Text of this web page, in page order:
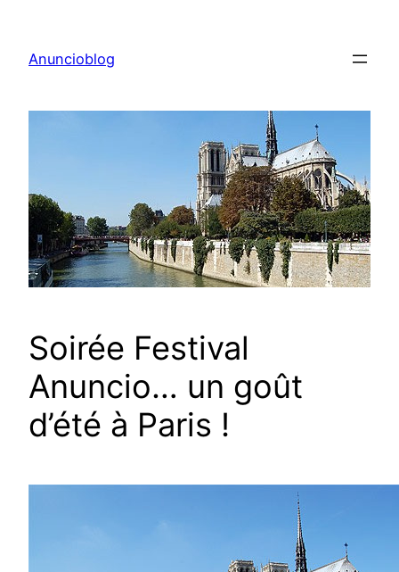
contenu
Anuncioblog
Soirée Festival
Anuncio… un goût
d’été à Paris !